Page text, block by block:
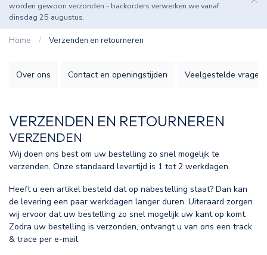
worden gewoon verzonden - backorders verwerken we vanaf
dinsdag 25 augustus.
Home / Verzenden en retourneren
Over ons Contact en openingstijden Veelgestelde vragen
VERZENDEN EN RETOURNEREN
VERZENDEN
Wij doen ons best om uw bestelling zo snel mogelijk te
verzenden. Onze standaard levertijd is 1 tot 2 werkdagen.
Heeft u een artikel besteld dat op nabestelling staat? Dan kan
de levering een paar werkdagen langer duren. Uiteraard zorgen
wij ervoor dat uw bestelling zo snel mogelijk uw kant op komt.
Zodra uw bestelling is verzonden, ontvangt u van ons een track
& trace per e-mail.